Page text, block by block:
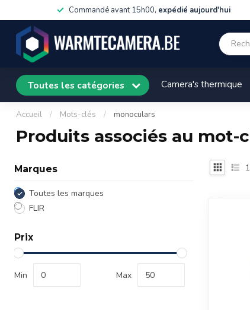
Commandé avant 15h00, expédié aujourd'hui
Toutes les catégories Camera's thermique
Accueil / Mots-clés / monoculars
Produits associés au mot-
Marques
Toutes les marques
FLIR
Prix
Min Max
1